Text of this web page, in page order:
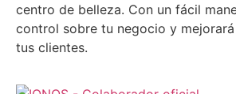
centro de belleza. Con un fácil
control sobre tu negocio y
tus clientes.